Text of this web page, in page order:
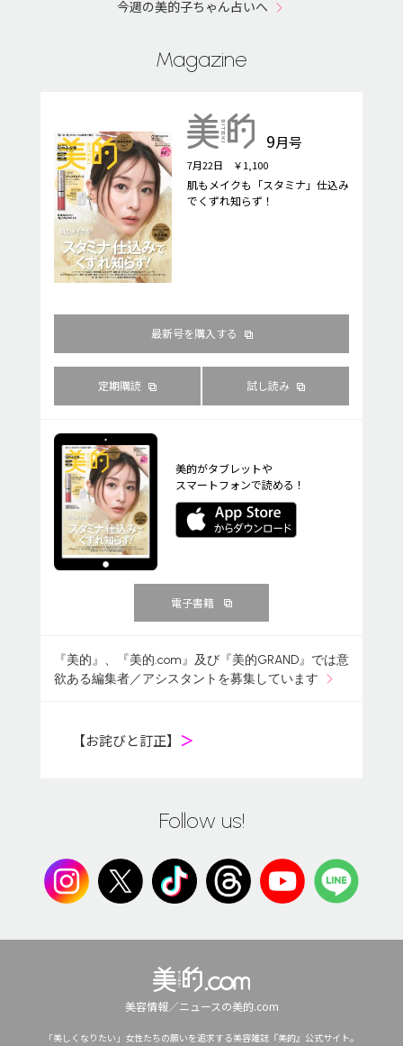
今週の美的子ちゃん占いへ
Magazine
9月号
7月22日 ￥1,100
肌もメイクも「スタミナ」仕込み
でくずれ知らず！
最新号を購入する
定期購読 試し読み
美的がタブレットや
スマートフォンで読める！
電子書籍
『美的』、『美的.com』及び『美的GRAND』では意
欲ある編集者／アシスタントを募集しています
【お詫びと訂正】 ＞
Follow us!
美容情報／ニュースの美的.com
「美しくなりたい」女性たちの願いを追求する美容雑誌『美的』公式サイト。